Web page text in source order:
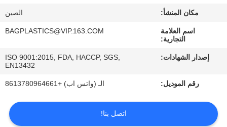
جودة
اطلب
خريطة
الموقع
مكان المنشأ: الصين
اسم العلامة
التجارية:
BAGPLASTICS@VIP.163.COM
إصدار الشهادات:
ISO 9001:2015, FDA, HACCP, SGS,
EN13432
رقم الموديل: الـ (واتس اب) +8613780964661
اتصل بنا!